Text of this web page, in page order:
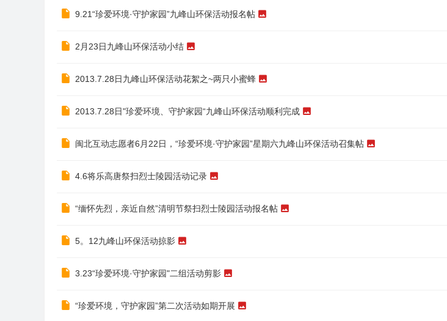
9.21“珍爱环境·守护家园”九峰山环保活动报名帖
2月23日九峰山环保活动小结
2013.7.28日九峰山环保活动花絮之~两只小蜜蜂
2013.7.28日"珍爱环境、守护家园“九峰山环保活动顺利完成
闽北互动志愿者6月22日，“珍爱环境·守护家园”星期六九峰山环保活动召集帖
4.6将乐高唐祭扫烈士陵园活动记录
“缅怀先烈，亲近自然”清明节祭扫烈士陵园活动报名帖
5。12九峰山环保活动掠影
3.23“珍爱环境·守护家园"二组活动剪影
“珍爱环境，守护家园”第二次活动如期开展